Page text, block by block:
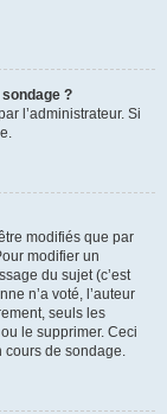
?
l’administrateur. Si
modifiés que par
modifier un
du sujet (c’est
n’a voté, l’auteur
seuls les
le supprimer. Ceci
cours de sondage.